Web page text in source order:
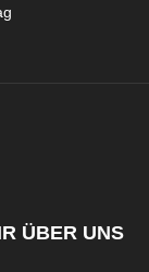
ÜBER UNS